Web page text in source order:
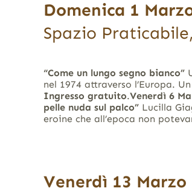
Domenica 1
Spazio
“Come un lungo segno bianco”
nel 1974 attraverso l’Europa.
Ingresso gratuito.Venerdì 6
pelle nuda sul palco”Lucilla
eroine che all’epoca non
Venerdì 13 Marzo